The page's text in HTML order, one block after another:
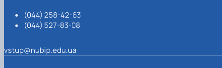
підготовку здобувачів вищої освіти за освітньо-
професійною програмою «Фізична культура і спорт»
ступінь – бакалавр).
(044) 258-42-63
(044) 527-83-08
vstup@nubip.edu.ua